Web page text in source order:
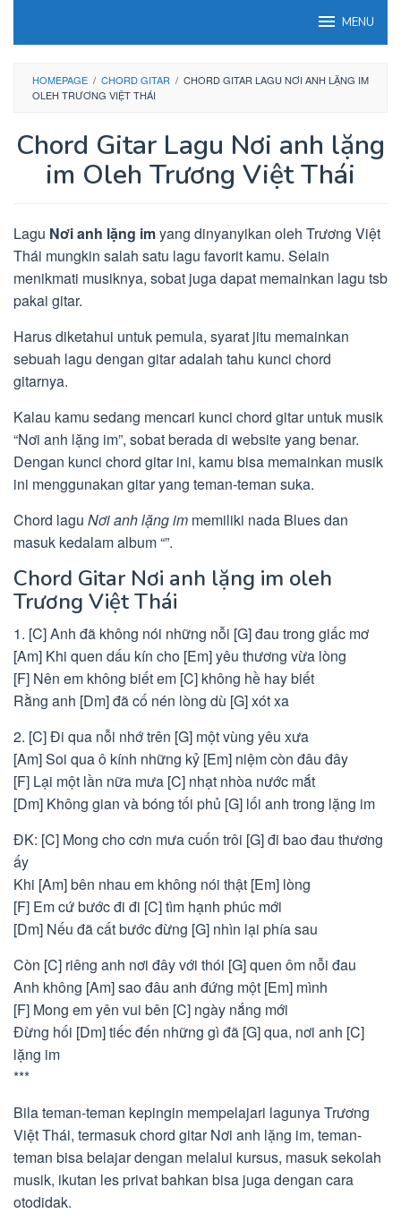
MENU
HOMEPAGE / CHORD GITAR / CHORD GITAR LAGU NƠI ANH LẶNG IM
OLEH TRƯƠNG VIỆT THÁI
Chord Gitar Lagu Nơi anh lặng
im Oleh Trương Việt Thái
Lagu Nơi anh lặng imyang dinyanyikan oleh Trương Việt
Thái mungkin salah satu lagu favorit kamu. Selain
menikmati musiknya, sobat juga dapat memainkan lagu tsb
pakai gitar.
Harus diketahui untuk pemula, syarat jitu memainkan
sebuah lagu dengan gitar adalah tahu kunci chord
gitarnya.
Kalau kamu sedang mencari kunci chord gitar untuk musik
“Nơi anh lặng im”, sobat berada di website yang benar.
Dengan kunci chord gitar ini, kamu bisa memainkan musik
ini menggunakan gitar yang teman-teman suka.
Chord lagu Nơi anh lặng im memiliki nada Blues dan
masuk kedalam album “”.
Chord Gitar Nơi anh lặng im oleh
Trương Việt Thái
1. [C] Anh đã không nói những nỗi [G] đau trong giấc mơ
[Am] Khi quen dấu kín cho [Em] yêu thương vừa lòng
[F] Nên em không biết em [C] không hề hay biết
Rằng anh [Dm] đã cố nén lòng dù [G] xót xa
2. [C] Đi qua nỗi nhớ trên [G] một vùng yêu xưa
[Am] Soi qua ô kính những kỷ [Em] niệm còn đâu đây
[F] Lại một lần nữa mưa [C] nhạt nhòa nước mắt
[Dm] Không gian và bóng tối phủ [G] lối anh trong lặng im
ĐK: [C] Mong cho cơn mưa cuốn trôi [G] đi bao đau thương
ấy
Khi [Am] bên nhau em không nói thật [Em] lòng
[F] Em cứ bước đi đi [C] tìm hạnh phúc mới
[Dm] Nếu đã cất bước đừng [G] nhìn lại phía sau
Còn [C] riêng anh nơi đây với thói [G] quen ôm nỗi đau
Anh không [Am] sao đâu anh đứng một [Em] mình
[F] Mong em yên vui bên [C] ngày nắng mới
Đừng hối [Dm] tiếc đến những gì đã [G] qua, nơi anh [C]
lặng im
***
Bila teman-teman kepingin mempelajari lagunya Trương
Việt Thái, termasuk chord gitar Nơi anh lặng im, teman-
teman bisa belajar dengan melalui kursus, masuk sekolah
musik, ikutan les privat bahkan bisa juga dengan cara
otodidak.